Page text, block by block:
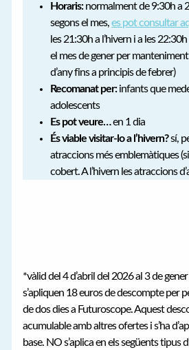
Horaris:normalment de 9:30h a
segons el mes,es pot consultar
les 21:30h a l’hivern i a les
el mes de gener per
d’any fins a principis de febrer)
Recomanat per:infants que
adolescents
Es pot veure…en 1 dia
És viable visitar-lo a l’hivern?sí,
atraccions més emblemàtiques
cobert. A l’hivern les atraccions
*vàlid del 4 d’abril del 2026 al 3 de
s’apliquen 18 euros de descompte per
de dos dies a Futuroscope. Aquest
acumulable amb altres ofertes i s’ha
base. NO s’aplica en els següents tipus